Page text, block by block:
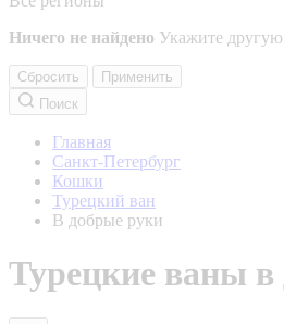
Ничего не найдено Укажите
Сбросить
Применить
Поиск
Главная
Санкт-Петербург
Кошки
Турецкий ван
В добрые руки
Турецкие ваны в